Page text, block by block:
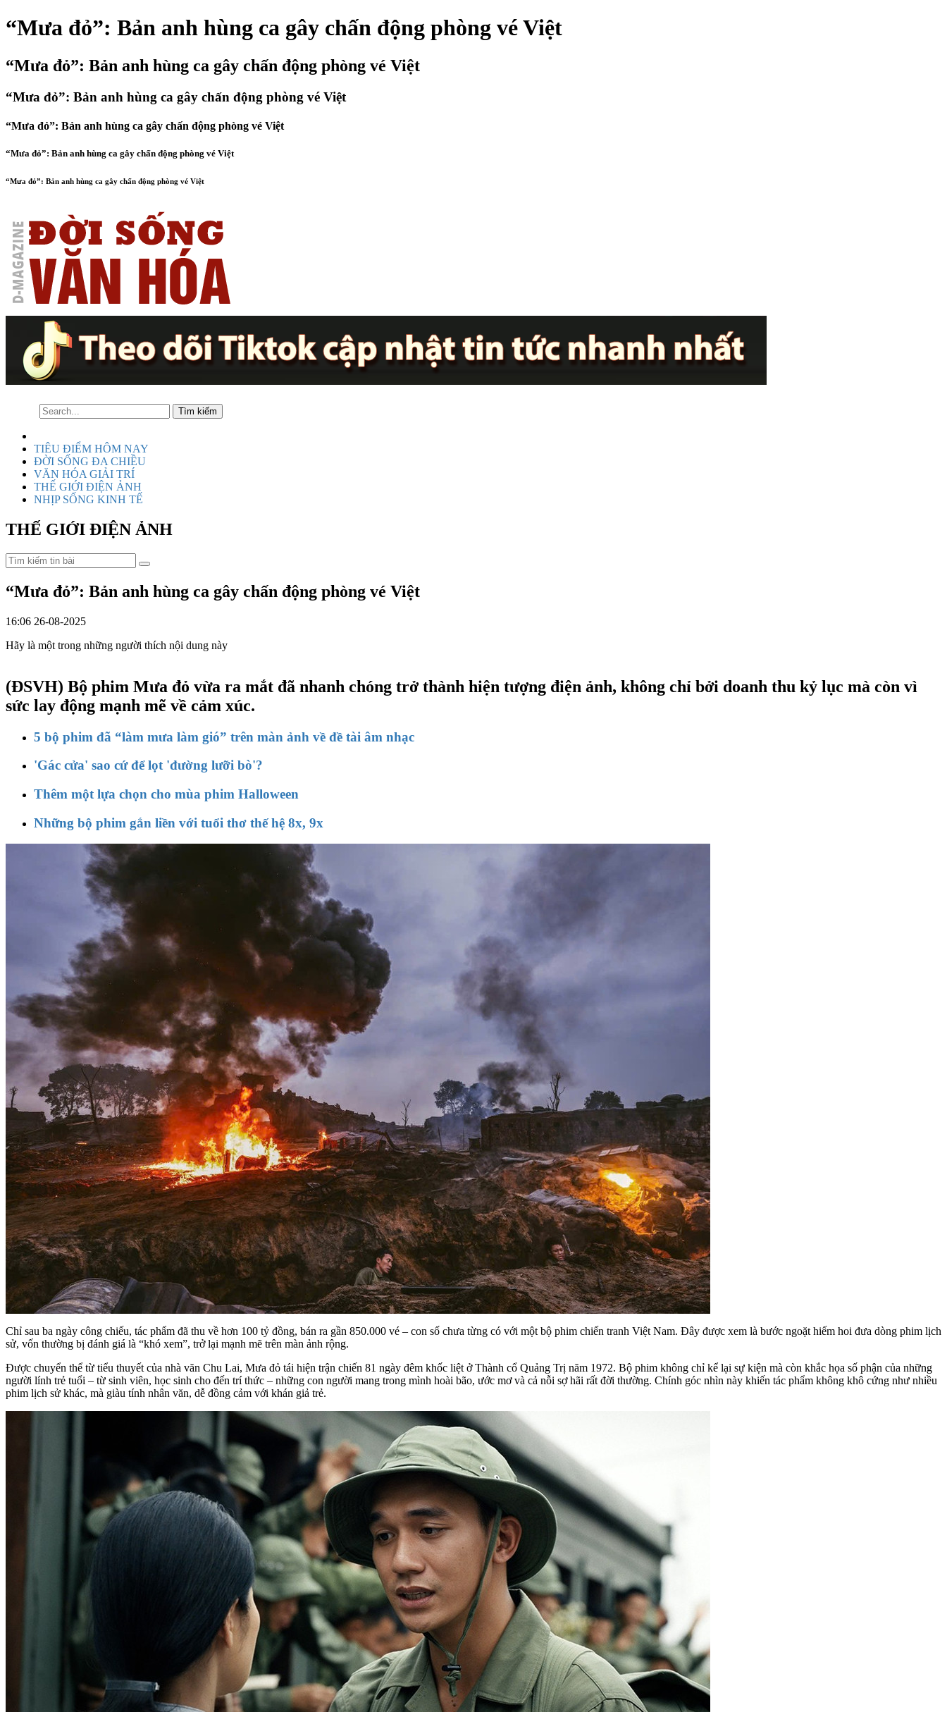
“Mưa đỏ”: Bản anh hùng ca gây chấn động phòng vé Việt
“Mưa đỏ”: Bản anh hùng ca gây chấn động phòng vé Việt
“Mưa đỏ”: Bản anh hùng ca gây chấn động phòng vé Việt
“Mưa đỏ”: Bản anh hùng ca gây chấn động phòng vé Việt
“Mưa đỏ”: Bản anh hùng ca gây chấn động phòng vé Việt
“Mưa đỏ”: Bản anh hùng ca gây chấn động phòng vé Việt
TIÊU ĐIỂM HÔM NAY
ĐỜI SỐNG ĐA CHIỀU
VĂN HÓA GIẢI TRÍ
THẾ GIỚI ĐIỆN ẢNH
NHỊP SỐNG KINH TẾ
THẾ GIỚI ĐIỆN ẢNH
“Mưa đỏ”: Bản anh hùng ca gây chấn động phòng vé Việt
16:06 26-08-2025
Hãy là một trong những người thích nội dung này
(ĐSVH) Bộ phim Mưa đỏ vừa ra mắt đã nhanh chóng trở thành hiện tượng điện ảnh, không chỉ bởi doanh thu kỷ lục mà còn vì
sức lay động mạnh mẽ về cảm xúc.
5 bộ phim đã “làm mưa làm gió” trên màn ảnh về đề tài âm nhạc
'Gác cửa' sao cứ để lọt 'đường lưỡi bò'?
Thêm một lựa chọn cho mùa phim Halloween
Những bộ phim gắn liền với tuổi thơ thế hệ 8x, 9x
Chỉ sau ba ngày công chiếu, tác phẩm đã thu về hơn 100 tỷ đồng, bán ra gần 850.000 vé – con số chưa từng có với một bộ phim chiến tranh Việt Nam. Đây được xem là bước ngoặt hiếm hoi đưa dòng phim lịch
sử, vốn thường bị đánh giá là “khó xem”, trở lại mạnh mẽ trên màn ảnh rộng.
Được chuyển thể từ tiểu thuyết của nhà văn Chu Lai, Mưa đỏ tái hiện trận chiến 81 ngày đêm khốc liệt ở Thành cổ Quảng Trị năm 1972. Bộ phim không chỉ kể lại sự kiện mà còn khắc họa số phận của những
người lính trẻ tuổi – từ sinh viên, học sinh cho đến trí thức – những con người mang trong mình hoài bão, ước mơ và cả nỗi sợ hãi rất đời thường. Chính góc nhìn này khiến tác phẩm không khô cứng như nhiều
phim lịch sử khác, mà giàu tính nhân văn, dễ đồng cảm với khán giả trẻ.